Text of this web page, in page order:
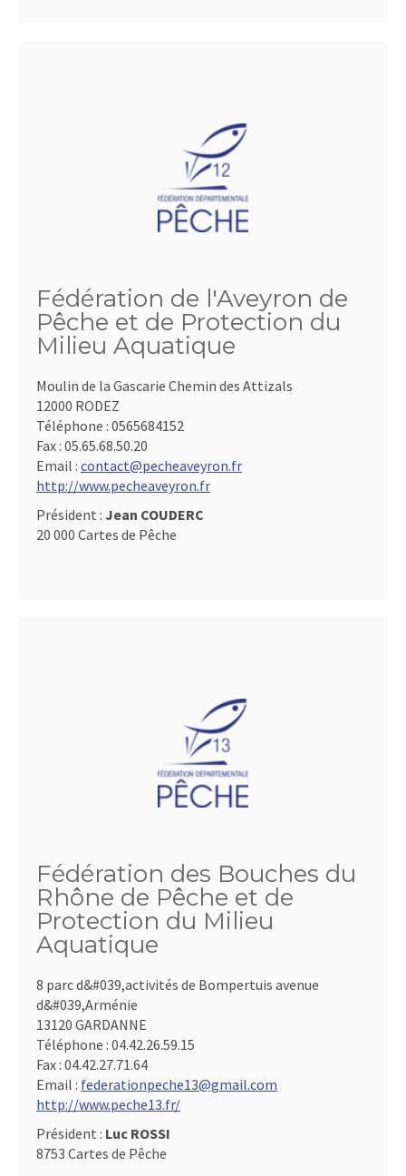
Fédération de l'Aveyron de
Pêche et de Protection du
Milieu Aquatique
Moulin de la Gascarie Chemin des Attizals
12000 RODEZ
Téléphone : 0565684152
Fax : 05.65.68.50.20
Email : contact@pecheaveyron.fr
http://www.pecheaveyron.fr
Président : Jean COUDERC
20 000 Cartes de Pêche
Fédération des Bouches du
Rhône de Pêche et de
Protection du Milieu
Aquatique
8 parc d&#039,activités de Bompertuis avenue
d&#039,Arménie
13120 GARDANNE
Téléphone : 04.42.26.59.15
Fax : 04.42.27.71.64
Email : federationpeche13@gmail.com
http://www.peche13.fr/
Président : Luc ROSSI
8753 Cartes de Pêche